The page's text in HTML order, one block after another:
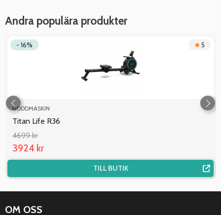
Andra populära produkter
- 16% 5
RODDMASKIN
Titan Life R36
4699 kr
3924 kr
TILL BUTIK
OM OSS